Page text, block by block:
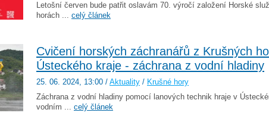
Letošní červen bude patřit oslavám 70. výročí založení Horské
horách ... celý článek
Cvičení horských záchranářů z Krušných
Ústeckého kraje - záchrana z vodní hladiny
25. 06. 2024, 13:00 / Aktuality / Krušné hory
Záchrana z vodní hladiny pomocí lanových technik hraje v
vodním ... celý článek